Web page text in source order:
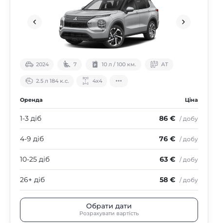
2024 7 10 л / 100 км. АТ
2.5 л 184 к.с. 4х4
Оренда Ціна
1-3 діб 86 € / добу
4-9 діб 76 € / добу
10-25 діб 63 € / добу
26+ діб 58 € / добу
Обрати дати
Розрахувати вартість